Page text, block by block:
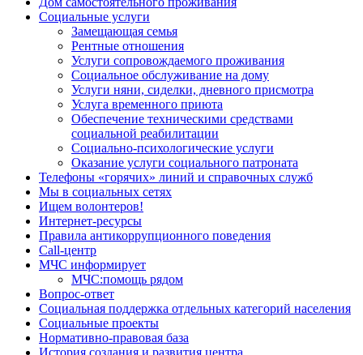
Социальные услуги
Замещающая семья
Рентные отношения
Услуги сопровождаемого проживания
Социальное обслуживание на дому
Услуги няни, сиделки, дневного присмотра
Услуга временного приюта
Обеспечение техническими средствами
социальной реабилитации
Социально-психологические услуги
Оказание услуги социального патроната
Телефоны «горячих» линий и справочных служб
Мы в социальных сетях
Ищем волонтеров!
Интернет-ресурсы
Правила антикоррупционного поведения
Call-центр
МЧС информирует
МЧС:помощь рядом
Вопрос-ответ
Социальная поддержка отдельных категорий населения
Социальные проекты
Нормативно-правовая база
История создания и развития центра